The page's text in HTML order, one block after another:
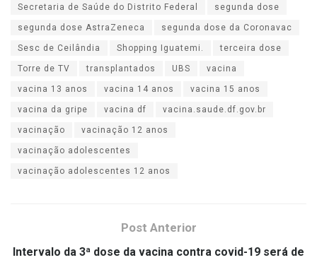
Secretaria de Saúde do Distrito Federal segunda dose
segunda dose AstraZeneca segunda dose da Coronavac
Sesc de Ceilândia Shopping Iguatemi. terceira dose
Torre de TV transplantados UBS vacina
vacina 13 anos vacina 14 anos vacina 15 anos
vacina da gripe vacina df vacina.saude.df.gov.br
vacinação vacinação 12 anos
vacinação adolescentes
vacinação adolescentes 12 anos
Post Anterior
Intervalo da 3ª dose da vacina contra covid-19 será de